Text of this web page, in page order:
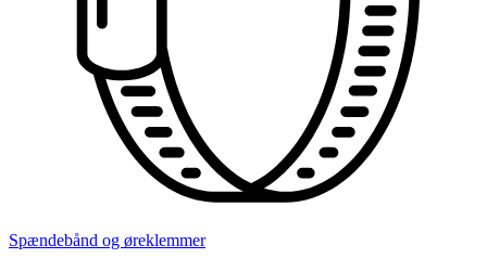
Spændebånd og øreklemmer